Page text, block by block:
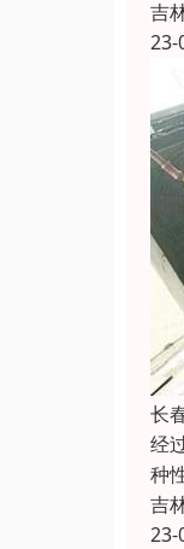
吉
23-
长
经
种
吉
23-